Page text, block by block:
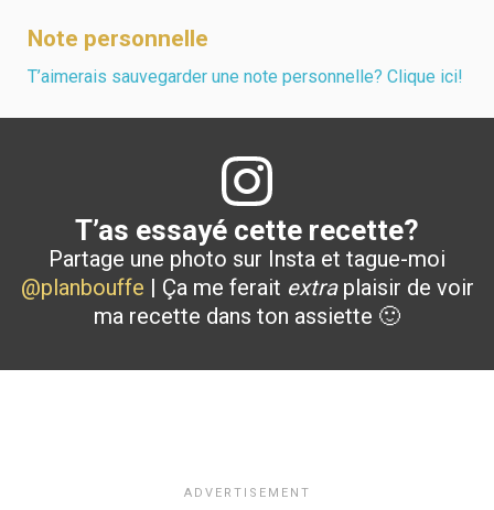
Note personnelle
T’aimerais sauvegarder une note personnelle? Clique ici!
T’as essayé cette recette?
Partage une photo sur Insta et tague-moi
@planbouffe | Ça me ferait extraplaisir de voir
ma recette dans ton assiette 🙂